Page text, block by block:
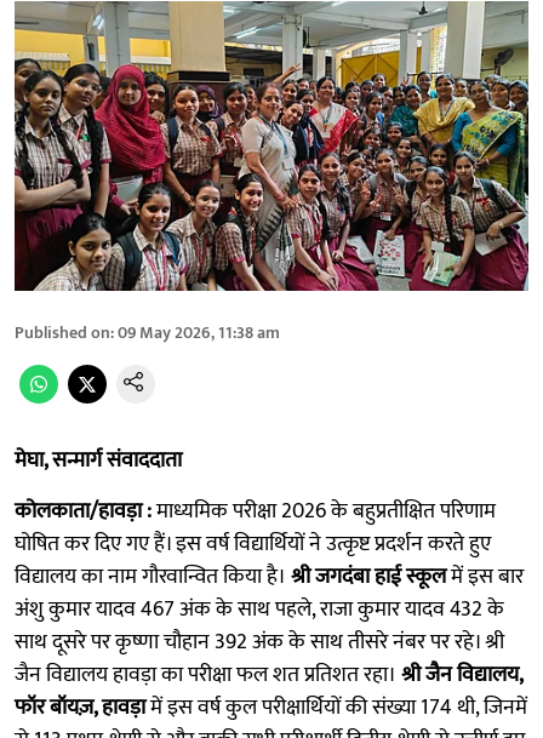
Published on:09 May 2026, 11:38 am
मेघा, सन्मार्ग संवाददाता
कोलकाता/हावड़ा :माध्यमिक परीक्षा 2026 के बहुप्रतीक्षित परिणाम
घोषित कर दिए गए हैं। इस वर्ष विद्यार्थियों ने उत्कृष्ट प्रदर्शन करते हुए
विद्यालय का नाम गौरवान्वित किया है। श्री जगदंबा हाई स्कूलमें इस बार
अंशु कुमार यादव 467 अंक के साथ पहले, राजा कुमार यादव 432 के
साथ दूसरे पर कृष्णा चौहान 392 अंक के साथ तीसरे नंबर पर रहे। श्री
जैन विद्यालय हावड़ा का परीक्षा फल शत प्रतिशत रहा। श्री जैन विद्यालय,
फॉर बॉयज़, हावड़ामें इस वर्ष कुल परीक्षार्थियों की संख्या 174 थी, जिनमें